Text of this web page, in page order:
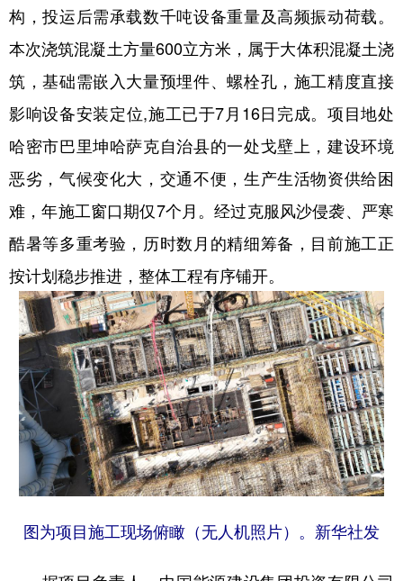
Русский язык 日本語 한국어
构，投运后需承载数千吨设备重量及高频振动荷载。
本次浇筑混凝土方量600立方米，属于大体积混凝土浇
筑，基础需嵌入大量预埋件、螺栓孔，施工精度直接
影响设备安装定位,施工已于7月16日完成。项目地处
哈密市巴里坤哈萨克自治县的一处戈壁上，建设环境
恶劣，气候变化大，交通不便，生产生活物资供给困
难，年施工窗口期仅7个月。经过克服风沙侵袭、严寒
酷暑等多重考验，历时数月的精细筹备，目前施工正
按计划稳步推进，整体工程有序铺开。
图为项目施工现场俯瞰（无人机照片）。新华社发